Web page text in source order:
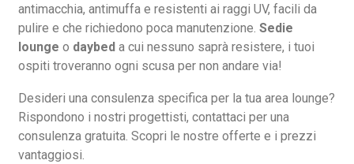
antimacchia, antimuffa e resistenti ai raggi UV, facili da
pulire e che richiedono poca manutenzione.Sedie
lounge o daybed a cui nessuno saprà resistere, i tuoi
ospiti troveranno ogni scusa per non andare via!
Desideri una consulenza specifica per la tua area lounge?
Rispondono i nostri progettisti, contattaci per una
consulenza gratuita. Scopri le nostre offerte e i prezzi
vantaggiosi.
Nardi poltrona Folio Rocking
201,65 €
246,00 € -18%
Nardi poltrona Folio Rocking
201,65 €
246,00 €